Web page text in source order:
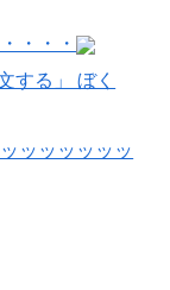
・・・
する」 ぼく
ッッッッッッ